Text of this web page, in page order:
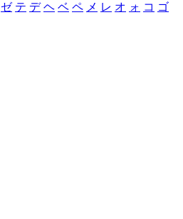
ゼ テ デ ヘ ベ ペ メ レ オ ォ コ ゴ